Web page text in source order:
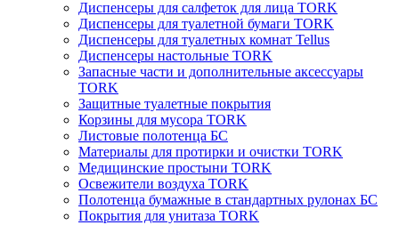
Диспенсеры для салфеток для лица TORK
Диспенсеры для туалетной бумаги TORK
Диспенсеры для туалетных комнат Tellus
Диспенсеры настольные TORK
Запасные части и дополнительные аксессуары
TORK
Защитные туалетные покрытия
Корзины для мусора TORK
Листовые полотенца БС
Материалы для протирки и очистки TORK
Медицинские простыни TORK
Освежители воздуха TORK
Полотенца бумажные в стандартных рулонах БС
Покрытия для унитаза TORK